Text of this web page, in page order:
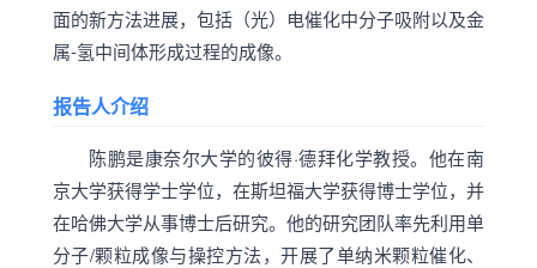
面的新方法进展，包括（光）电催化中分子吸附以及金
属-氢中间体形成过程的成像。
报告人介绍
陈鹏是康奈尔大学的彼得·德拜化学教授。他在南
京大学获得学士学位，在斯坦福大学获得博士学位，并
在哈佛大学从事博士后研究。他的研究团队率先利用单
分子/颗粒成像与操控方法，开展了单纳米颗粒催化、